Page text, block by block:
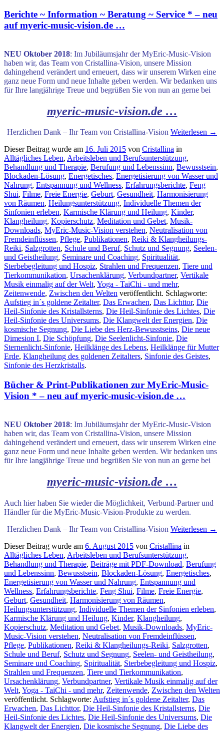
Berichte ~ Information ~ Beratung ~ Service * – neu
auf myeric-music-vision.de …
NEU Oktober 2018: Im Jubiläumsjahr der MyEric-Music-Vision
haben wir, das Team von Cristallina-Vision, unsere Mission
dahingehend verändert und erneuert, dass wir unserem Wirken eine
ganz neue Form und neue Inhalte geben werden. Wir bedanken uns
für Ihre langjährige Treue und begrüßen Sie von nun an gerne bei
myeric-music-vision.de …
Herzlichen Dank – Ihr Team von Cristallina-Vision Weiterlesen →
Dieser Beitrag wurde am 16. Juli 2015 von Cristallina in
Alltägliches Leben, Arbeitsleben und Berufsunterstützung,
Behandlung und Therapie, Berufung und Lebenssinn, Bewusstsein,
Blockaden-Lösung, Energetisches, Energetisierung von Wasser und
Nahrung, Entspannung und Wellness, Erfahrungsberichte, Feng
Shui, Filme, Freie Energie, Geburt, Gesundheit, Harmonisierung
von Räumen, Heilungsunterstützung, Individuelle Themen der
Sinfonien erleben, Karmische Klärung und Heilung, Kinder,
Klangheilung, Kopierschutz, Meditation und Gebet, Musik-
Downloads, MyEric-Music-Vision verstehen, Neutralisation von
Fremdeinflüssen, Pflege, Publikationen, Reiki & Klangheilungs-
Reiki, Salzgrotten, Schule und Beruf, Schutz und Segnung, Seelen-
und Geistheilung, Seminare und Coaching, Spiritualität,
Sterbebegleitung und Hospiz, Strahlen und Frequenzen, Tiere und
Tierkommunikation, Ursachenklärung, Verbundpartner, Vertikale
Musik einmalig auf der Welt, Yoga - TaiChi - und mehr,
Zeitenwende, Zwischen den Welten veröffentlicht. Schlagworte:
Aufstieg in´s goldene Zeitalter, Das Erwachen, Das Lichttor, Die
Heil-Sinfonie des Kristallsterns, Die Heil-Sinfonie des Lichtes, Die
Heil-Sinfonie des Universums, Die Klangwelt der Energien, Die
kosmische Segnung, Die Liebe des Herz-Bewusstseins, Die neue
Dimesion I, Die Schöpfung, Die Seelenlicht-Sinfonie, Die
Sternenlicht-Sinfonie, Heilklänge des Lebens, Heilklänge für Mutter
Erde, Klangheilung des goldenen Zeitalters, Sinfonie des Geistes,
Sinfonie des Herzkristalls.
Bücher & Print-Publikationen zur MyEric-Music-
Vision * – neu auf myeric-music-vision.de …
NEU Oktober 2018: Im Jubiläumsjahr der MyEric-Music-Vision
haben wir, das Team von Cristallina-Vision, unsere Mission
dahingehend verändert und erneuert, dass wir unserem Wirken eine
ganz neue Form und neue Inhalte geben werden. Wir bedanken uns
für Ihre langjährige Treue und begrüßen Sie von nun an gerne bei
myeric-music-vision.de …
Auch hier haben Sie wieder die Möglichkeit, Verbund-Partner und
Händler für die MyEric-Music-Vision-Produkte zu werden.
Herzlichen Dank – Ihr Team von Cristallina-Vision Weiterlesen →
Dieser Beitrag wurde am 6. August 2015 von Cristallina in
Alltägliches Leben, Arbeitsleben und Berufsunterstützung,
Behandlung und Therapie, Beiträge mit PDF-Download, Berufung
und Lebenssinn, Bewusstsein, Blockaden-Lösung, Energetisches,
Energetisierung von Wasser und Nahrung, Entspannung und
Wellness, Erfahrungsberichte, Feng Shui, Filme, Freie Energie,
Geburt, Gesundheit, Harmonisierung von Räumen,
Heilungsunterstützung, Individuelle Themen der Sinfonien erleben,
Karmische Klärung und Heilung, Kinder, Klangheilung,
Kopierschutz, Meditation und Gebet, Musik-Downloads, MyEric-
Music-Vision verstehen, Neutralisation von Fremdeinflüssen,
Pflege, Publikationen, Reiki & Klangheilungs-Reiki, Salzgrotten,
Schule und Beruf, Schutz und Segnung, Seelen- und Geistheilung,
Seminare und Coaching, Spiritualität, Sterbebegleitung und Hospiz,
Strahlen und Frequenzen, Tiere und Tierkommunikation,
Ursachenklärung, Verbundpartner, Vertikale Musik einmalig auf der
Welt, Yoga - TaiChi - und mehr, Zeitenwende, Zwischen den Welten
veröffentlicht. Schlagworte: Aufstieg in´s goldene Zeitalter, Das
Erwachen, Das Lichttor, Die Heil-Sinfonie des Kristallsterns, Die
Heil-Sinfonie des Lichtes, Die Heil-Sinfonie des Universums, Die
Klangwelt der Energien, Die kosmische Segnung, Die Liebe des